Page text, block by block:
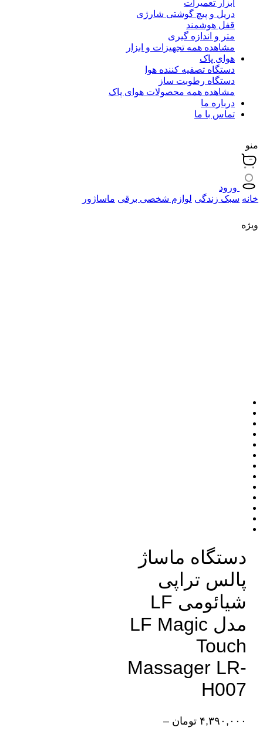
ابزار تعمیرات
دریل و پیچ گوشتی شارژی
قفل هوشمند
متر و اندازه گیری
مشاهده همه تجهیزات و ابزار
هوای پاک
دستگاه تصفیه کننده هوا
دستگاه رطوبت ساز
مشاهده همه محصولات هوای پاک
درباره ما
تماس با ما
منو
ورود
خانه سبک زندگی لوازم شخصی برقی ماساژور
ویژه
دستگاه ماساژ
پالس تراپی
شیائومی LF
مدل LF Magic
Touch
Massager LR-
H007
۴,۳۹۰,۰۰۰ تومان –